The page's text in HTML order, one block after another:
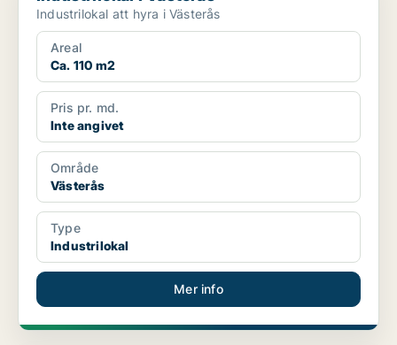
Industrilokal att hyra i Västerås
Areal
Ca. 110 m2
Pris pr. md.
Inte angivet
Område
Västerås
Type
Industrilokal
Mer info